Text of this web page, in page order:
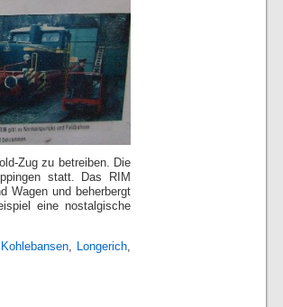
Zug zu betreiben. Die
statt. Das RIM
Wagen und beherbergt
eine nostalgische
Kohlebansen Longerich